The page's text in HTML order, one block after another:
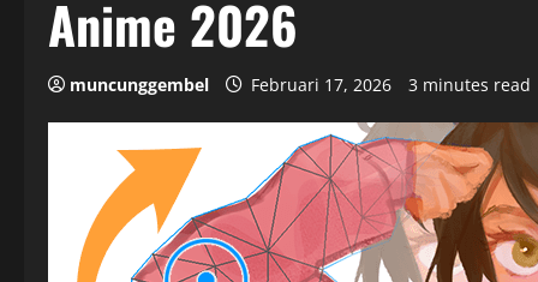
Anime 2026
muncunggembel Februari 17, 2026 3 minutes read